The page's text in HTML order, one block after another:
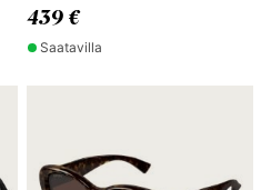
439 €
Saatavilla